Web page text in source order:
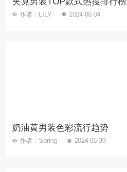
作者：LILY 2024-06-04
奶油黄男装色彩流行趋势
作者：Spring 2024-05-30